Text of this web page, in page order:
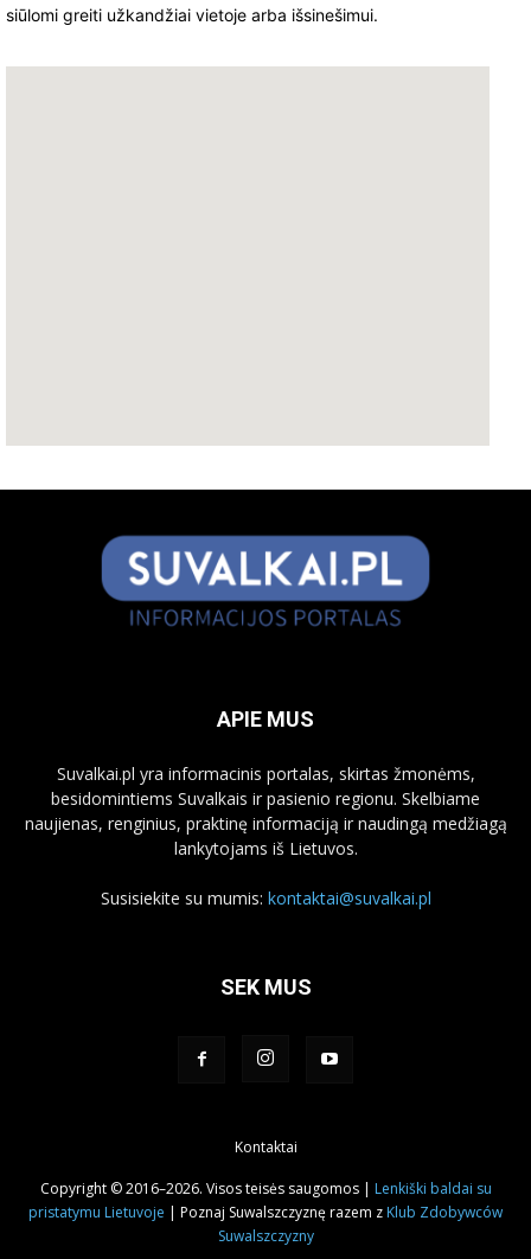
siūlomi greiti užkandžiai vietoje arba išsinešimui.
APIE MUS
Suvalkai.pl yra informacinis portalas, skirtas žmonėms,
besidomintiems Suvalkais ir pasienio regionu. Skelbiame
naujienas, renginius, praktinę informaciją ir naudingą medžiagą
lankytojams iš Lietuvos.
Susisiekite su mumis: kontaktai@suvalkai.pl
SEK MUS
Kontaktai
Copyright © 2016–2026. Visos teisės saugomos | Lenkiški baldai su
pristatymu Lietuvoje | Poznaj Suwalszczyznę razem z Klub Zdobywców
Suwalszczyzny